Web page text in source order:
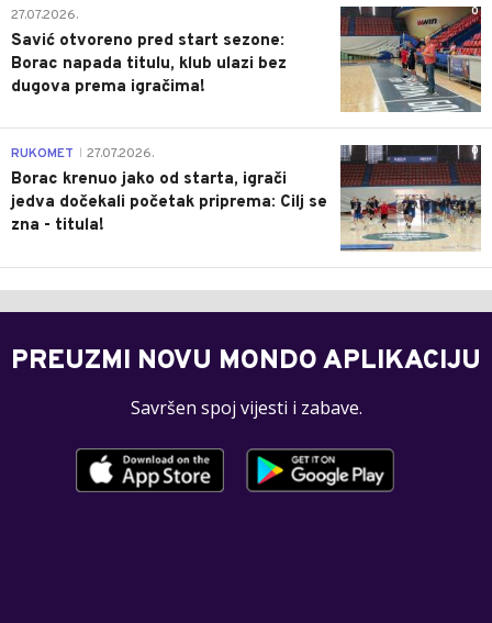
0
27.07.2026.
Savić otvoreno pred start sezone:
Borac napada titulu, klub ulazi bez
dugova prema igračima!
0
RUKOMET 27.07.2026.
Borac krenuo jako od starta, igrači
jedva dočekali početak priprema: Cilj se
zna - titula!
PREUZMI NOVU MONDO APLIKACIJU
Savršen spoj vijesti i zabave.